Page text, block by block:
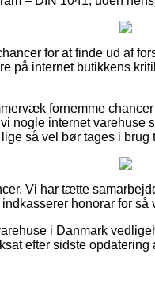
for at finde ud af
på internet butikkens
fornemme
nogle internet varehuse
så vel bør tages i
Vi har tætte
honorar for
i Danmark
efter sidste opdatering